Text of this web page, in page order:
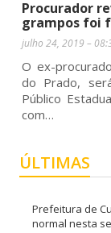
Procurador
grampos foi
julho 24, 2019 –
O ex-
do Prado,
Público
com…
ÚLTIMAS
Prefeitura de
normal nesta